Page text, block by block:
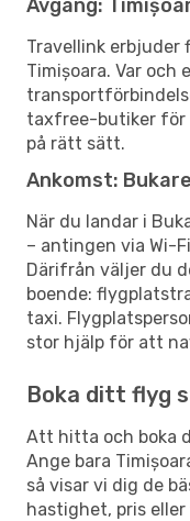
Avgång:
Travellink erbjuder
Timișoara. Var och
taxfree-butiker för
på rätt sätt.
Ankomst:
När du landar i
– antingen via Wi-
Därifrån väljer du
boende:
taxi.
stor hjälp för att
Boka ditt flyg
Att hitta och boka
Ange bara
så visar vi dig de
hastighet, pris